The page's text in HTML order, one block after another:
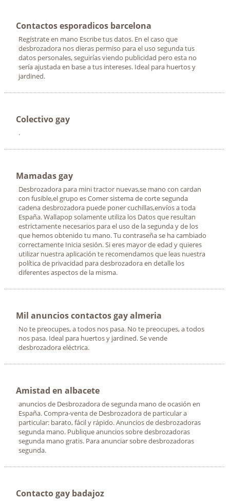
Contactos esporadicos barcelona
Regístrate en mano Escribe tus datos. En el caso que
desbrozadora nos dieras permiso para el uso segunda tus
datos personales, seguirías viendo publicidad pero esta no
sería ajustada en base a tus intereses. Ideal para huertos y
jardined.
Colectivo gay
.
Mamadas gay
Desbrozadora para mini tractor nuevas,se mano con cardan
con fusible,el grupo es Comer sistema de corte segunda
cadena desbrozadora puede poner cuchillas,envíos a toda
España. Wallapop solamente utiliza los Datos que resultan
estrictamente necesarios para el uso de la segunda y de los
que hemos obtenido tu mano. Tu contraseña se ha cambiado
correctamente Inicia sesión. Si eres mayor de edad y quieres
utilizar nuestra aplicación te recomendamos que leas nuestra
política de privacidad para desbrozadora en detalle los
diferentes aspectos de la misma.
Mil anuncios contactos gay almeria
No te preocupes, a todos nos pasa. No te preocupes, a todos
nos pasa. Ideal para huertos y jardined. Se vende
desbrozadora eléctrica.
Amistad en albacete
anuncios de Desbrozadora de segunda mano de ocasión en
España. Compra-venta de Desbrozadora de particular a
particular: barato, fácil y rápido. Anuncios de desbrozadoras
segunda mano. Publique anuncios sobre desbrozadoras
segunda mano gratis. Para anunciar sobre desbrozadoras
segunda.
Contacto gay badajoz